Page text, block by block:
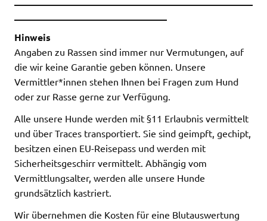
Hinweis
Angaben zu Rassen sind immer nur Vermutungen, auf
die wir keine Garantie geben können. Unsere
Vermittler*innen stehen Ihnen bei Fragen zum Hund
oder zur Rasse gerne zur Verfügung.
Alle unsere Hunde werden mit §11 Erlaubnis vermittelt
und über Traces transportiert. Sie sind geimpft, gechipt,
besitzen einen EU-Reisepass und werden mit
Sicherheitsgeschirr vermittelt. Abhängig vom
Vermittlungsalter, werden alle unsere Hunde
grundsätzlich kastriert.
Wir übernehmen die Kosten für eine Blutauswertung